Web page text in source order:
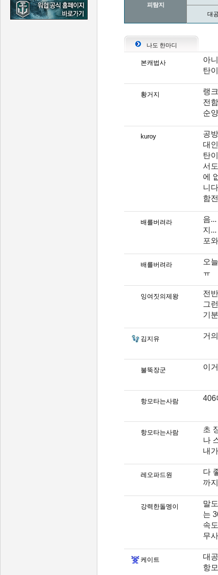
피탐지
대
나도 한마디
본캐법사
아
탄
황거지
랭
전
순
kuroy
공
대
탄
서
에
니
함
배를버려라
음
지
포
배를버려라
오
ㅠ
잉여짓의제왕
전
그
기
김지유 거
불뚝장군 이
항모타는사람 406
항모타는사람
초
나
내
레오파드원
다
까
강력한돌멩이
말
는
속
무
케이트
대
항